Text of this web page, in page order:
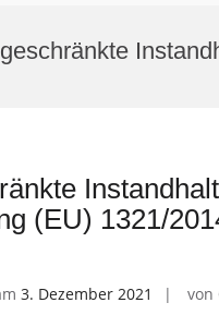
(EU) 1321/
3. Dezember 2021 von